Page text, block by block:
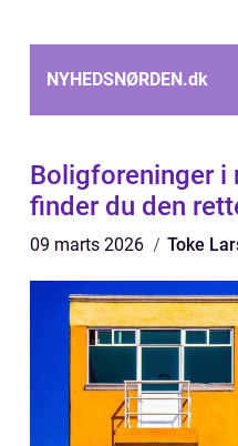
NYHEDSNØRDEN.dk
Boligforeninger i
finder du den
09 marts 2026 Toke